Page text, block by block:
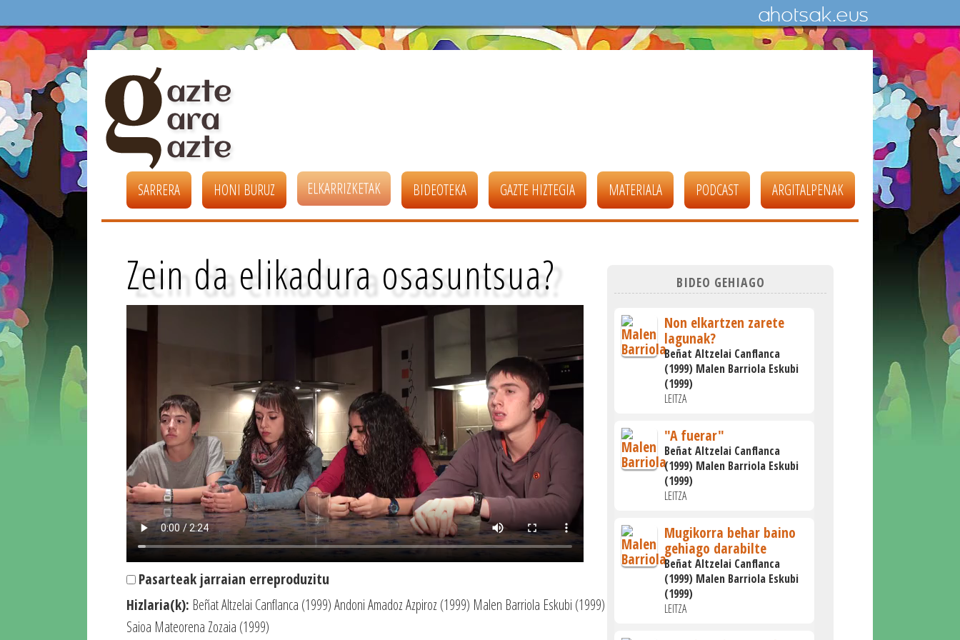
SARRERA HONI BURUZ ELKARRIZKETAK BIDEOTEKA GAZTE HIZTEGIA MATERIALA PODCAST ARGITALPENAK
Zein da elikadura osasuntsua?
Pasarteak jarraian erreproduzitu
Hizlaria(k): Beñat Altzelai Canflanca (1999) Andoni Amadoz Azpiroz (1999) Malen Barriola Eskubi (1999)
Saioa Mateorena Zozaia (1999)
BIDEO GEHIAGO
Non elkartzen zarete
lagunak?
Beñat Altzelai Canflanca
(1999) Malen Barriola Eskubi
(1999)
LEITZA
"A fuerar"
Beñat Altzelai Canflanca
(1999) Malen Barriola Eskubi
(1999)
LEITZA
Mugikorra behar baino
gehiago darabilte
Beñat Altzelai Canflanca
(1999) Malen Barriola Eskubi
(1999)
LEITZA